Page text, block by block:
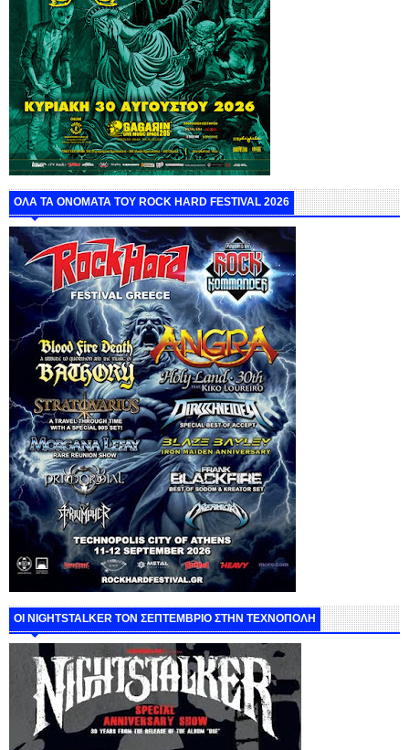
ΟΛΑ ΤΑ ΟΝΟΜΑΤΑ ΤΟΥ ROCK HARD FESTIVAL 2026
ΟΙ NIGHTSTALKER ΤΟΝ ΣΕΠΤΕΜΒΡΙΟ ΣΤΗΝ ΤΕΧΝΟΠΟΛΗ